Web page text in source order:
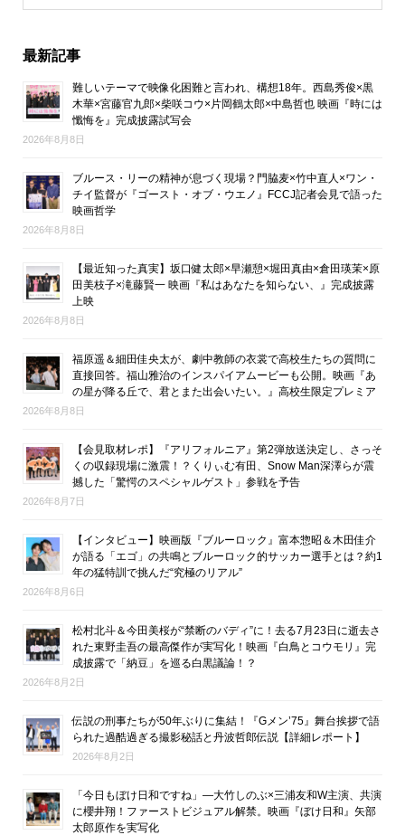
最新記事
難しいテーマで映像化困難と言われ、構想18年。西島秀俊×黒
木華×宮藤官九郎×柴咲コウ×片岡鶴太郎×中島哲也 映画『時には
懺悔を』完成披露試写会
2026年8月8日
ブルース・リーの精神が息づく現場？門脇麦×竹中直人×ワン・
チイ監督が『ゴースト・オブ・ウエノ』FCCJ記者会見で語った
映画哲学
2026年8月8日
【最近知った真実】坂口健太郎×早瀬憩×堀田真由×倉田瑛茉×原
田美枝子×滝藤賢一 映画『私はあなたを知らない、』完成披露
上映
2026年8月8日
福原遥＆細田佳央太が、劇中教師の衣裳で高校生たちの質問に
直接回答。福山雅治のインスパイアムービーも公開。映画『あ
の星が降る丘で、君とまた出会いたい。』高校生限定プレミア
2026年8月8日
【会見取材レポ】『アリフォルニア』第2弾放送決定し、さっそ
くの収録現場に激震！？くりぃむ有田、Snow Man深澤らが震
撼した「驚愕のスペシャルゲスト」参戦を予告
2026年8月7日
【インタビュー】映画版『ブルーロック』富本惣昭＆木田佳介
が語る「エゴ」の共鳴とブルーロック的サッカー選手とは？約1
年の猛特訓で挑んだ“究極のリアル”
2026年8月6日
松村北斗＆今田美桜が“禁断のバディ”に！去る7月23日に逝去さ
れた東野圭吾の最高傑作が実写化！映画『白鳥とコウモリ』完
成披露で「納豆」を巡る白黒議論！？
2026年8月2日
伝説の刑事たちが50年ぶりに集結！『Gメン’75』舞台挨拶で語
られた過酷過ぎる撮影秘話と丹波哲郎伝説【詳細レポート】
2026年8月2日
「今日もぼけ日和ですね」―大竹しのぶ×三浦友和W主演、共演
に櫻井翔！ファーストビジュアル解禁。映画『ぼけ日和』矢部
太郎原作を実写化